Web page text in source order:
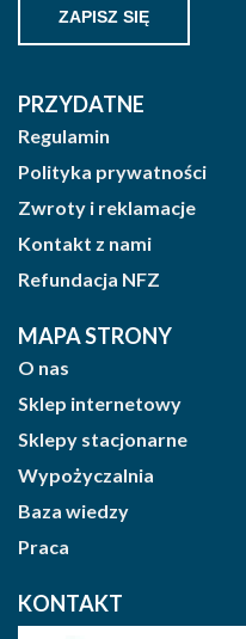
PRZYDATNE
Regulamin
Polityka prywatności
Zwroty i reklamacje
Kontakt z nami
Refundacja NFZ
MAPA STRONY
O nas
Sklep internetowy
Sklepy stacjonarne
Wypożyczalnia
Baza wiedzy
Praca
KONTAKT